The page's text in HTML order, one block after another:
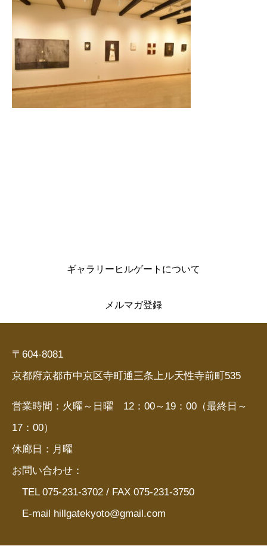
ギャラリーヒルゲートについて
メルマガ登録
〒604-8081
京都府京都市中京区寺町通三条上ル天性寺前町535
営業時間：火曜～日曜 12：00～19：00（最終日～
17：00）
休廊日：月曜
お問い合わせ：
TEL 075-231-3702 / FAX 075-231-3750
E-mail hillgatekyoto@gmail.com